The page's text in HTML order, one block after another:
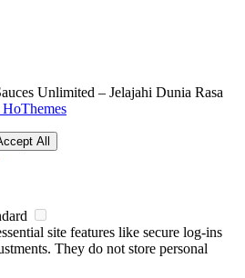
Unlimited – Jelajahi Dunia Rasa
All
site features like secure log-ins
They do not store personal